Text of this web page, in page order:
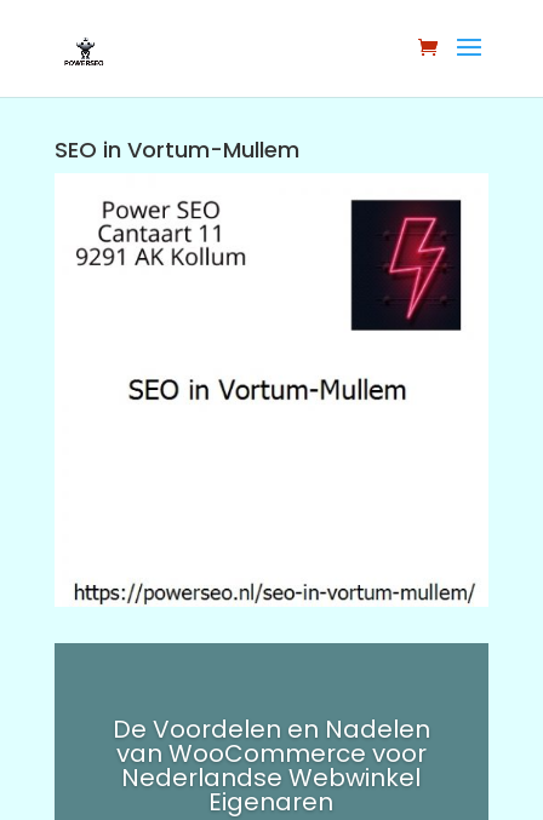
SEO in Vortum-Mullem
De Voordelen en Nadelen
van WooCommerce voor
Nederlandse Webwinkel
Eigenaren